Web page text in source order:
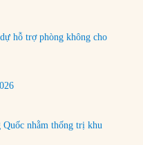
hỗ trợ phòng không cho
nhằm thống trị khu